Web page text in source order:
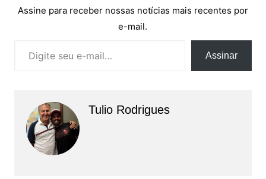
Assine para receber nossas notícias mais recentes por
e-mail.
Assinar
Tulio Rodrigues